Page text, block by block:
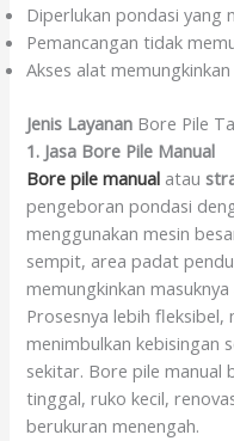
Diperlukan pondasi yang
Pemancangan tidak
Akses alat
Jenis Layanan Bore Pile
1. Jasa Bore Pile Manual
Bore pile manual atau
pengeboran pondasi
menggunakan mesin
sempit, area padat
memungkinkan
Prosesnya lebih
menimbulkan kebisingan
sekitar. Bore pile manual
tinggal, ruko kecil,
berukuran menengah.